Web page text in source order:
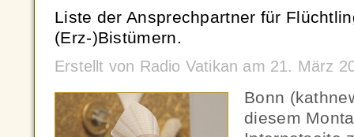
Liste der Ansprechpartner für
(Erz-)Bistümern.
Erstellt von Radio Vatikan am 21. März
Bonn
diesem